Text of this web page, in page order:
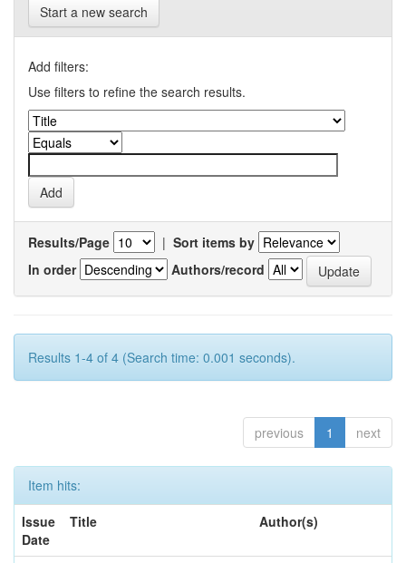
Start a new search
Add filters:
Use filters to refine the search results.
Results/Page | Sort items by
In order
Authors/record
Results 1-4 of 4 (Search time: 0.001 seconds).
previous 1 next
Item hits:
Issue
Date
Title Author(s)